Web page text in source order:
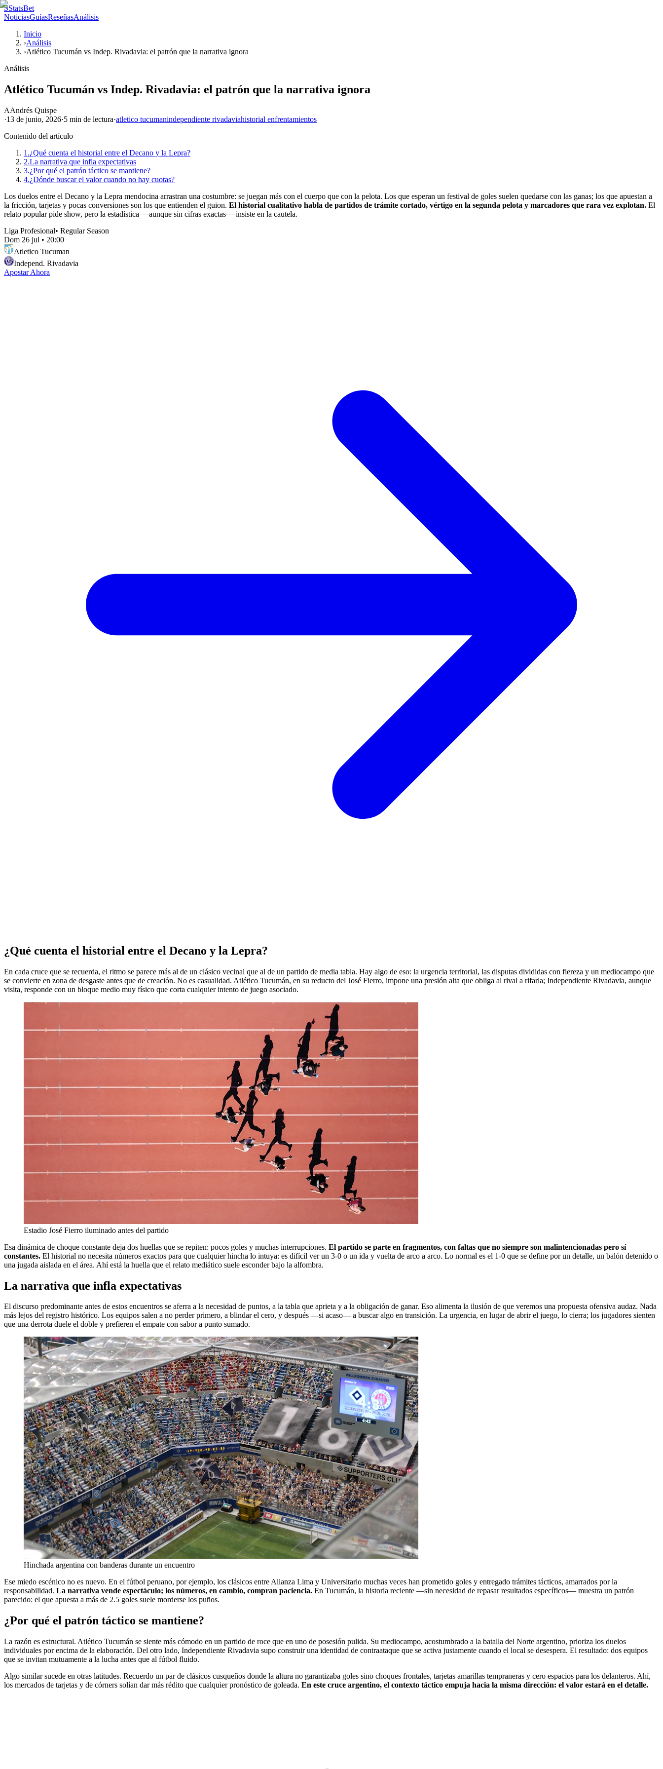
SStatsBet
NoticiasGuíasReseñasAnálisis
Inicio
›Análisis
›Atlético Tucumán vs Indep. Rivadavia: el patrón que la narrativa ignora
Análisis
Atlético Tucumán vs Indep. Rivadavia: el patrón que la narrativa ignora
AAndrés Quispe
·13 de junio, 2026·5 min de lectura·atletico tucumanindependiente rivadaviahistorial enfrentamientos
Contenido del artículo
1.¿Qué cuenta el historial entre el Decano y la Lepra?
2.La narrativa que infla expectativas
3.¿Por qué el patrón táctico se mantiene?
4.¿Dónde buscar el valor cuando no hay cuotas?
Los duelos entre el Decano y la Lepra mendocina arrastran una costumbre: se juegan más con el cuerpo que con la pelota. Los que esperan un festival de goles suelen quedarse con las ganas; los que apuestan a
la fricción, tarjetas y pocas conversiones son los que entienden el guion. El historial cualitativo habla de partidos de trámite cortado, vértigo en la segunda pelota y marcadores que rara vez explotan. El
relato popular pide show, pero la estadística —aunque sin cifras exactas— insiste en la cautela.
Liga Profesional• Regular Season
Dom 26 jul • 20:00
Atletico Tucuman
Independ. Rivadavia
Apostar Ahora
¿Qué cuenta el historial entre el Decano y la Lepra?
En cada cruce que se recuerda, el ritmo se parece más al de un clásico vecinal que al de un partido de media tabla. Hay algo de eso: la urgencia territorial, las disputas divididas con fiereza y un mediocampo que
se convierte en zona de desgaste antes que de creación. No es casualidad. Atlético Tucumán, en su reducto del José Fierro, impone una presión alta que obliga al rival a rifarla; Independiente Rivadavia, aunque
visita, responde con un bloque medio muy físico que corta cualquier intento de juego asociado.
Estadio José Fierro iluminado antes del partido
Esa dinámica de choque constante deja dos huellas que se repiten: pocos goles y muchas interrupciones. El partido se parte en fragmentos, con faltas que no siempre son malintencionadas pero sí
constantes. El historial no necesita números exactos para que cualquier hincha lo intuya: es difícil ver un 3-0 o un ida y vuelta de arco a arco. Lo normal es el 1-0 que se define por un detalle, un balón detenido o
una jugada aislada en el área. Ahí está la huella que el relato mediático suele esconder bajo la alfombra.
La narrativa que infla expectativas
El discurso predominante antes de estos encuentros se aferra a la necesidad de puntos, a la tabla que aprieta y a la obligación de ganar. Eso alimenta la ilusión de que veremos una propuesta ofensiva audaz. Nada
más lejos del registro histórico. Los equipos salen a no perder primero, a blindar el cero, y después —si acaso— a buscar algo en transición. La urgencia, en lugar de abrir el juego, lo cierra; los jugadores sienten
que una derrota duele el doble y prefieren el empate con sabor a punto sumado.
Hinchada argentina con banderas durante un encuentro
Ese miedo escénico no es nuevo. En el fútbol peruano, por ejemplo, los clásicos entre Alianza Lima y Universitario muchas veces han prometido goles y entregado trámites tácticos, amarrados por la
responsabilidad. La narrativa vende espectáculo; los números, en cambio, compran paciencia. En Tucumán, la historia reciente —sin necesidad de repasar resultados específicos— muestra un patrón
parecido: el que apuesta a más de 2.5 goles suele morderse los puños.
¿Por qué el patrón táctico se mantiene?
La razón es estructural. Atlético Tucumán se siente más cómodo en un partido de roce que en uno de posesión pulida. Su mediocampo, acostumbrado a la batalla del Norte argentino, prioriza los duelos
individuales por encima de la elaboración. Del otro lado, Independiente Rivadavia supo construir una identidad de contraataque que se activa justamente cuando el local se desespera. El resultado: dos equipos
que se invitan mutuamente a la lucha antes que al fútbol fluido.
Algo similar sucede en otras latitudes. Recuerdo un par de clásicos cusqueños donde la altura no garantizaba goles sino choques frontales, tarjetas amarillas tempraneras y cero espacios para los delanteros. Ahí,
los mercados de tarjetas y de córners solían dar más rédito que cualquier pronóstico de goleada. En este cruce argentino, el contexto táctico empuja hacia la misma dirección: el valor estará en el detalle.